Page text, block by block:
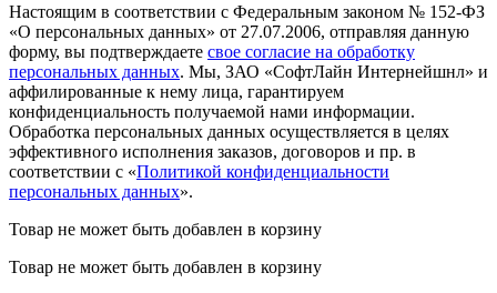
Настоящим в соответствии с Федеральным законом № 152-ФЗ
«О персональных данных» от 27.07.2006, отправляя данную
форму, вы подтверждаете свое согласие на обработку
персональных данных. Мы, ЗАО «СофтЛайн Интернейшнл» и
аффилированные к нему лица, гарантируем
конфиденциальность получаемой нами информации.
Обработка персональных данных осуществляется в целях
эффективного исполнения заказов, договоров и пр. в
соответствии с «Политикой конфиденциальности
персональных данных».
Товар не может быть добавлен в корзину
Товар не может быть добавлен в корзину